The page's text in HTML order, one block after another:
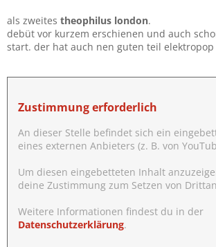
als zweites theophilus london.
debüt vor kurzem erschienen und auch
start. der hat auch nen guten teil
Zustimmung erforderlich
An dieser Stelle befindet sich ein
eines externen Anbieters (z. B. von
Um diesen eingebetteten Inhalt
deine Zustimmung zum Setzen von
Weitere Informationen findest du in der
Datenschutzerklärung.